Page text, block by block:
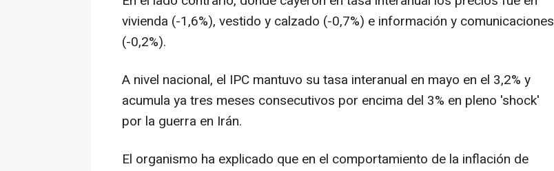
vivienda (-1,6%), vestido y calzado (-0,7%) e información y comunicaciones
(-0,2%).
A nivel nacional, el IPC mantuvo su tasa interanual en mayo en el 3,2% y
acumula ya tres meses consecutivos por encima del 3% en pleno 'shock'
por la guerra en Irán.
El organismo ha explicado que en el comportamiento de la inflación de